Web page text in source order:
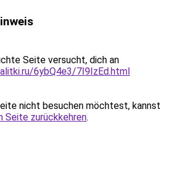
Seite versucht, dich an
6ybQ4e3/7I9IzEd.html
nicht besuchen möchtest, kannst
Seite zurückkehren.